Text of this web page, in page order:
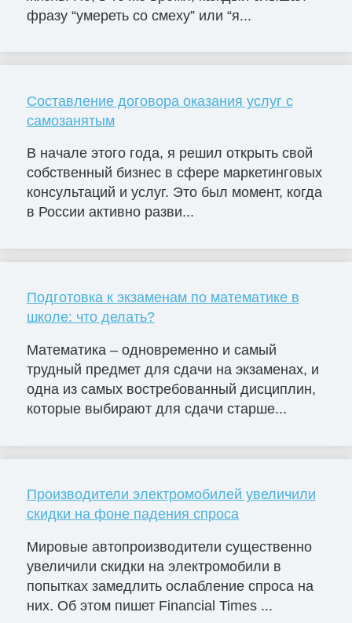
фразу “умереть со смеху” или “я...
Составление договора оказания услуг с
самозанятым
В начале этого года, я решил открыть свой
собственный бизнес в сфере маркетинговых
консультаций и услуг. Это был момент, когда
в России активно разви...
Подготовка к экзаменам по математике в
школе: что делать?
Математика – одновременно и самый
трудный предмет для сдачи на экзаменах, и
одна из самых востребованный дисциплин,
которые выбирают для сдачи старше...
Производители электромобилей увеличили
скидки на фоне падения спроса
Мировые автопроизводители существенно
увеличили скидки на электромобили в
попытках замедлить ослабление спроса на
них. Об этом пишет Financial Times ...